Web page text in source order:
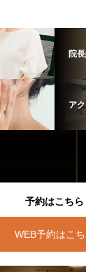
院
ア
予約はこちら
WEB予約はこち